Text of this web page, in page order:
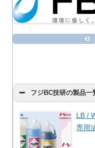
フジBC技研の製品一
LB /
専用